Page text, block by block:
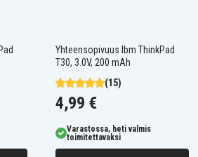
Ibm ThinkPad R30
Ibm ThinkPad R40
Ibm ThinkPad R40 2724
Ibm ThinkPad R40 2896
Ibm ThinkPad R40 2899
Ibm ThinkPad R40e 2684
Ibm ThinkPad R500
Ibm ThinkPad R51
Yhteensopivuus Ibm ThinkPad
T30, 3.0V, 200 mAh
(15)
4,99 €
Varastossa, heti valmis
toimitettavaksi